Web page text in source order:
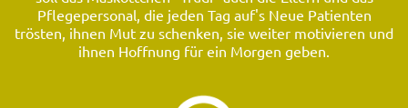
Pflegepersonal, die jeden Tag auf's Neue Patienten
trösten, ihnen Mut zu schenken, sie weiter motivieren und
ihnen Hoffnung für ein Morgen geben.